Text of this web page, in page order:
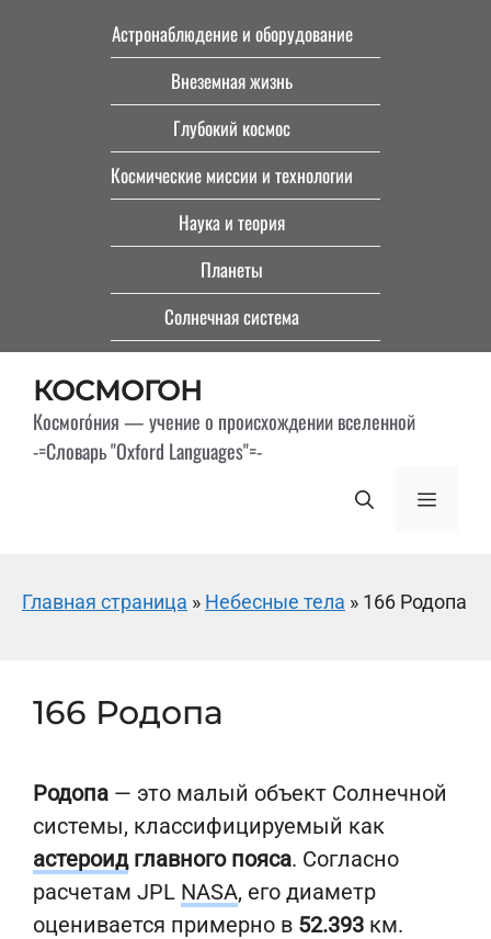
Астронаблюдение и оборудование
Внеземная жизнь
Глубокий космос
Космические миссии и технологии
Наука и теория
Планеты
Солнечная система
КОСМОГОН
Космого́ния — учение о происхождении вселенной
-=Словарь "Oxford Languages"=-
Меню
Главная страница » Небесные тела » 166 Родопа
166 Родопа
Родопа — это малый объект Солнечной
системы, классифицируемый как
астероидглавного пояса. Согласно
расчетам JPL NASA, его диаметр
оценивается примерно в 52.393 км.